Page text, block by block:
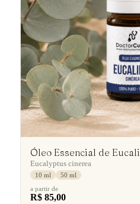
Óleo Essencial de
Eucalyptus cinerea
10 ml
50 ml
a partir de
R$ 85,00